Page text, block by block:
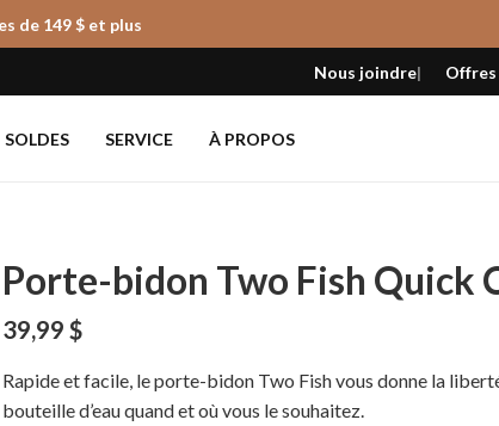
de 149 $ et plus
Nous joindre
SOLDES SERVICE À PROPOS
Porte-bidon Two Fish Quick
39,99$
Rapide et facile, le porte-bidon Two Fish vous donne la
bouteille d’eau quand et où vous le souhaitez.